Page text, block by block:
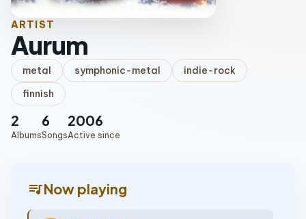
ARTIST
Aurum
metal symphonic-metal
indie-rock
finnish
2
Albums
6
Songs
2006
Active since
queue_musicNow playing